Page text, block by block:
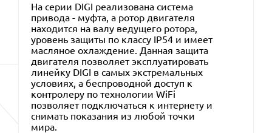
На серии DIGI реализована система
привода - муфта, а ротор двигателя
находится на валу ведущего ротора,
уровень защиты по классу IP54 и имеет
масляное охлаждение. Данная защита
двигателя позволяет эксплуатировать
линейку DIGI в самых экстремальных
условиях, а беспроводной доступ к
контролеру по технологии WiFi
позволяет подключаться к интернету и
снимать показания из любой точки
мира.